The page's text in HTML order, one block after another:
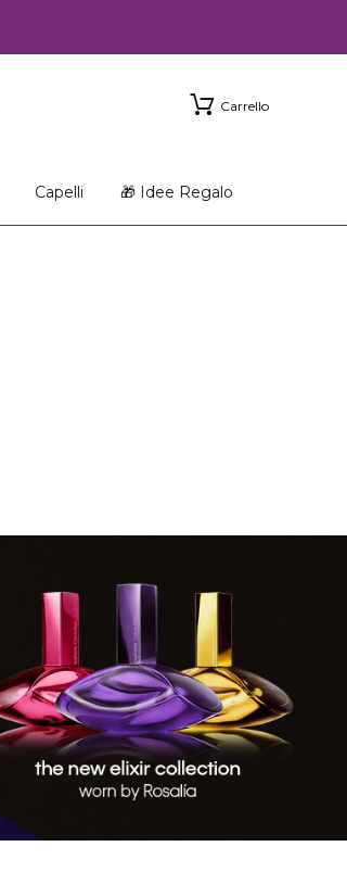
Carrello
Capelli 🎁 Idee Regalo